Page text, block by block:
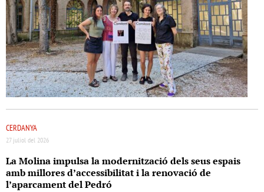
CERDANYA
27 juliol del 2026
La Molina impulsa la modernització dels seus espais
amb millores d’accessibilitat i la renovació de
l’aparcament del Pedró